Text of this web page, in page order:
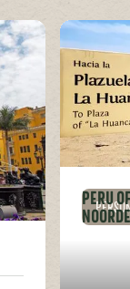
PERU